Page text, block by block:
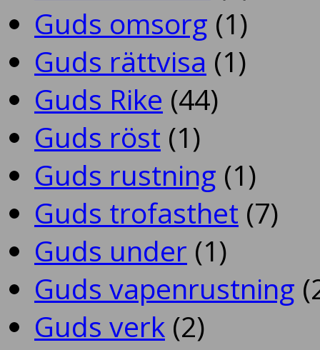
Guds omsorg (1)
Guds rättvisa (1)
Guds Rike (44)
Guds röst (1)
Guds rustning (1)
Guds trofasthet (7)
Guds under (1)
Guds vapenrustning
Guds verk (2)